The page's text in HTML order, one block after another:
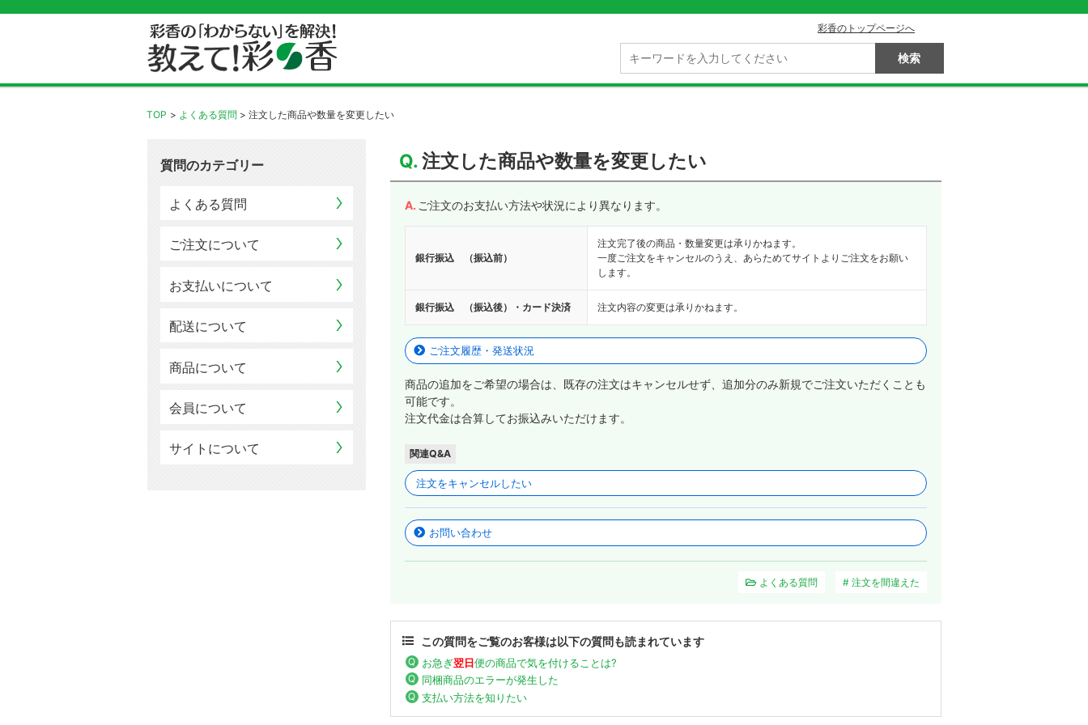
TOP よくある質問 注文した商品や数量を変更したい
注文した商品や数量を変更したい
ご注文のお支払い方法や状況により異なります。
銀行振込 （振込前）
注文完了後の商品・数量変更は承りかねます。
一度ご注文をキャンセルのうえ、あらためてサイトよりご注文をお願い
します。
銀行振込 （振込後）・カード決済 注文内容の変更は承りかねます。
ご注文履歴・発送状況
商品の追加をご希望の場合は、既存の注文はキャンセルせず、追加分のみ新規でご注文いただくことも
可能です。
注文代金は合算してお振込みいただけます。
関連Q&A
注文をキャンセルしたい
お問い合わせ
よくある質問 注文を間違えた
この質問をご覧のお客様は以下の質問も読まれています
お急ぎ翌日便の商品で気を付けることは?
同梱商品のエラーが発生した
支払い方法を知りたい
質問のカテゴリー
よくある質問
ご注文について
お支払いについて
配送について
商品について
会員について
サイトについて
彩香のトップページへ